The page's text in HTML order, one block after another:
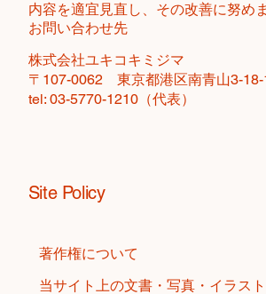
内容を適宜見直し、その改善に努めま
お問い合わせ先
株式会社ユキコキミジマ
〒107-0062 東京都港区南青山3-18-
tel: 03-5770-1210（代表）
Site Policy
著作権について
当サイト上の文書・写真・イラス